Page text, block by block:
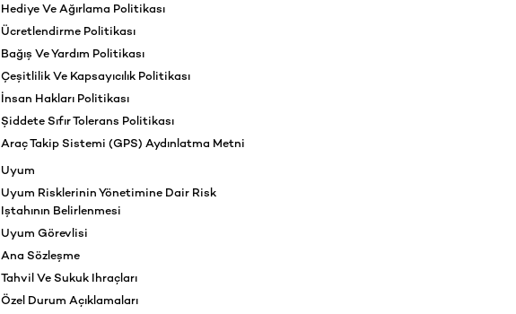
Hediye Ve Ağırlama Politikası
Ücretlendirme Politikası
Bağış Ve Yardım Politikası
Çeşitlilik Ve Kapsayıcılık Politikası
İnsan Hakları Politikası
Şiddete Sıfır Tolerans Politikası
Araç Takip Sistemi (GPS) Aydınlatma Metni
Uyum
Uyum Risklerinin Yönetimine Dair Risk
Iştahının Belirlenmesi
Uyum Görevlisi
Ana Sözleşme
Tahvil Ve Sukuk Ihraçları
Özel Durum Açıklamaları